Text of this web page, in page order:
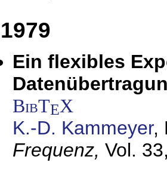
1979
Ein flexibles
BibTEX
K.-D. Kammeyer,
Frequenz, Vol.